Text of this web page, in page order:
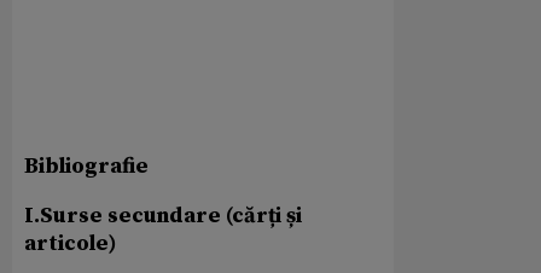
Bibliografie
I.Surse secundare (cărți și
articole)